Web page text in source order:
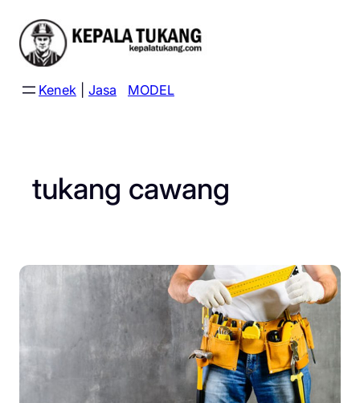
content
Kenek Jasa MODEL
tukang cawang